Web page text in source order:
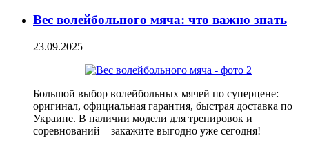
Вес волейбольного мяча: что важно знать
23.09.2025
Большой выбор волейбольных мячей по суперцене:
оригинал, официальная гарантия, быстрая доставка по
Украине. В наличии модели для тренировок и
соревнований – закажите выгодно уже сегодня!